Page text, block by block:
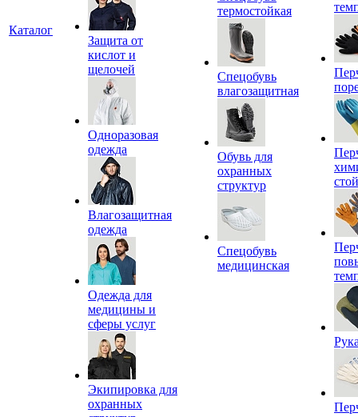
Каталог
Защита от
кислот и
щелочей
Одноразовая
одежда
Влагозащитная
одежда
Одежда для
медицины и
сферы услуг
Экипировка для
охранных
термостойкая
Спецобувь
влагозащитная
Обувь для
охранных
структур
Спецобувь
медицинская